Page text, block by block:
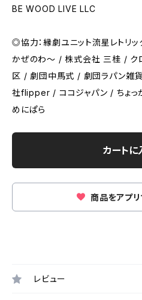
BE WOOD LIVE LLC
◎協力：縁劇ユニット流星レトリ
かぜのわ〜 / 株式会社 三桂 / ク
区 / 劇団中馬式 / 劇団ラパン雑
社flipper / ココジャパン / ちょ
めにぱら
カートに
商品をアプ
レビュー